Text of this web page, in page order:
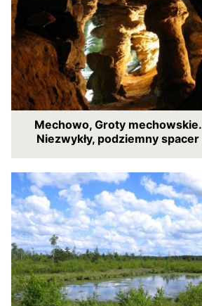
Mechowo, Groty mechowskie.
Niezwykły, podziemny spacer